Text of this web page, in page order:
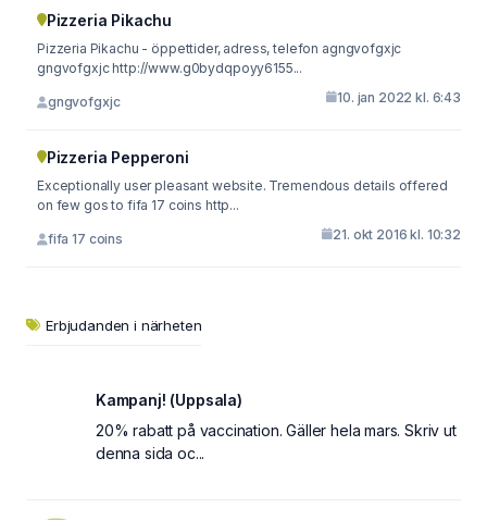
Pizzeria Pikachu
Pizzeria Pikachu - öppettider, adress, telefon agngvofgxjc
gngvofgxjc http://www.g0bydqpoyy6155...
gngvofgxjc 10. jan 2022 kl. 6:43
Pizzeria Pepperoni
Exceptionally user pleasant website. Tremendous details offered
on few gos to fifa 17 coins http...
fifa 17 coins 21. okt 2016 kl. 10:32
Erbjudanden i närheten
Kampanj! (Uppsala)
20% rabatt på vaccination. Gäller hela mars. Skriv ut
denna sida oc...